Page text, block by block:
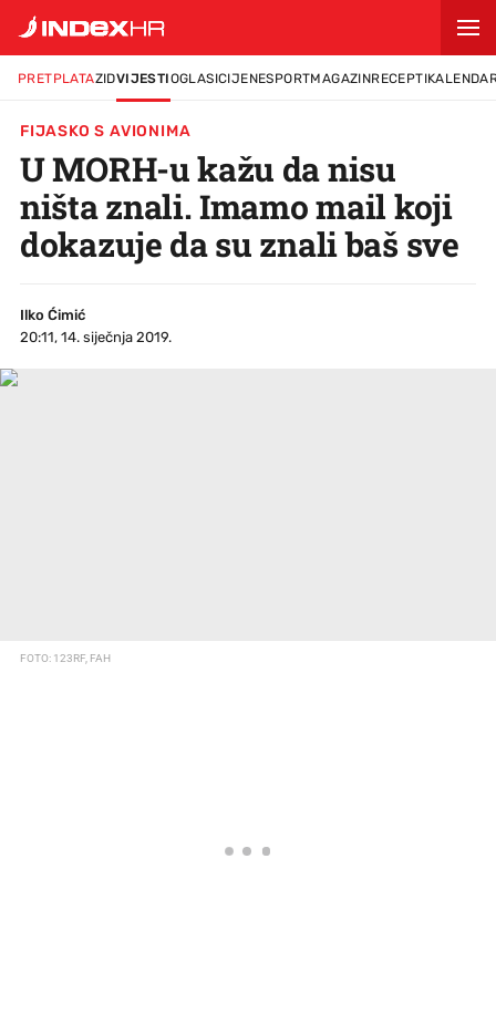
PRETPLATAZIDVIJESTIOGLASICIJENESPORTMAGAZINRECEPTI
FIJASKO S AVIONIMA
U MORH-u kažu da nisu
ništa znali. Imamo mail koji
dokazuje da su znali baš sve
Ilko Ćimić
20:11, 14. siječnja 2019.
FOTO: 123RF, FAH